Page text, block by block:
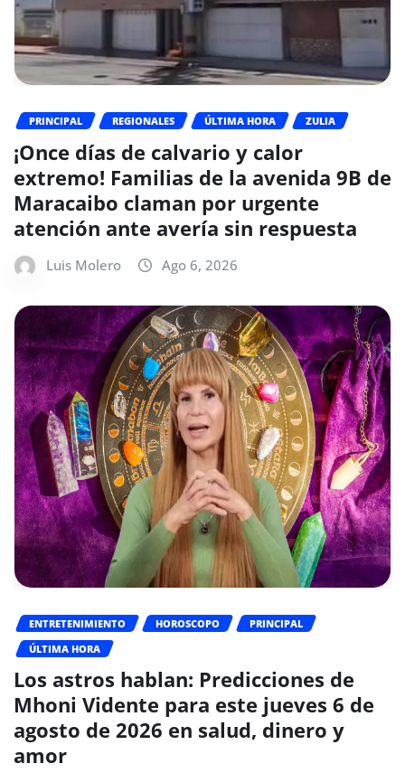
PRINCIPAL REGIONALES ÚLTIMA HORA ZULIA
¡Once días de calvario y calor
extremo! Familias de la avenida 9B de
Maracaibo claman por urgente
atención ante avería sin respuesta
Luis Molero Ago 6, 2026
ENTRETENIMIENTO HOROSCOPO
PRINCIPAL
ÚLTIMA HORA
Los astros hablan: Predicciones de
Mhoni Vidente para este jueves 6 de
agosto de 2026 en salud, dinero y
amor